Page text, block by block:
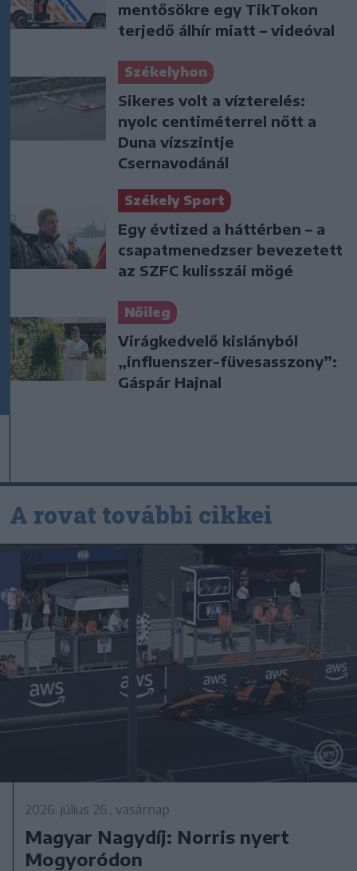
mentősökre egy TikTokon
terjedő álhír miatt – videóval
Székelyhon
Sikeres volt a vízterelés:
nyolc centiméterrel nőtt a
Duna vízszintje
Csernavodánál
Székely Sport
Egy évtized a háttérben – a
csapatmenedzser bevezetett
az SZFC kulisszái mögé
Nőileg
Virágkedvelő kislányból
„influenszer-füvesasszony”:
Gáspár Hajnal
A rovat további cikkei
2026. július 26., vasárnap
Magyar Nagydíj: Norris nyert
Mogyoródon